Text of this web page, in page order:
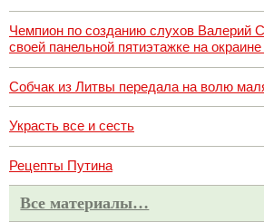
Чемпион по созданию слухов Валерий
своей панельной пятиэтажке на
Собчак из Литвы передала на волю
Украсть все и сесть
Рецепты Путина
Все материалы…